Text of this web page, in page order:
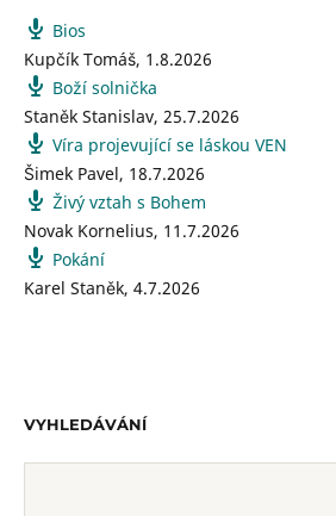
Bios
Kupčík Tomáš, 1.8.2026
Boží solnička
Staněk Stanislav, 25.7.2026
Víra projevující se láskou VEN
Šimek Pavel, 18.7.2026
Živý vztah s Bohem
Novak Kornelius, 11.7.2026
Pokání
Karel Staněk, 4.7.2026
VYHLEDÁVÁNÍ